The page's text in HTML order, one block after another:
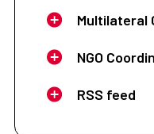
Multilateral
NGO
RSS feed